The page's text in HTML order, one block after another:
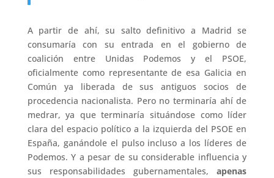
A partir de ahí, su salto definitivo a Madrid se
consumaría con su entrada en el gobierno de
coalición entre Unidas Podemos y el PSOE,
oficialmente como representante de esa Galicia en
Común ya liberada de sus antiguos socios de
procedencia nacionalista. Pero no terminaría ahí de
medrar, ya que terminaría situándose como líder
clara del espacio político a la izquierda del PSOE en
España, ganándole el pulso incluso a los líderes de
Podemos. Y a pesar de su considerable influencia y
sus responsabilidades gubernamentales,apenas